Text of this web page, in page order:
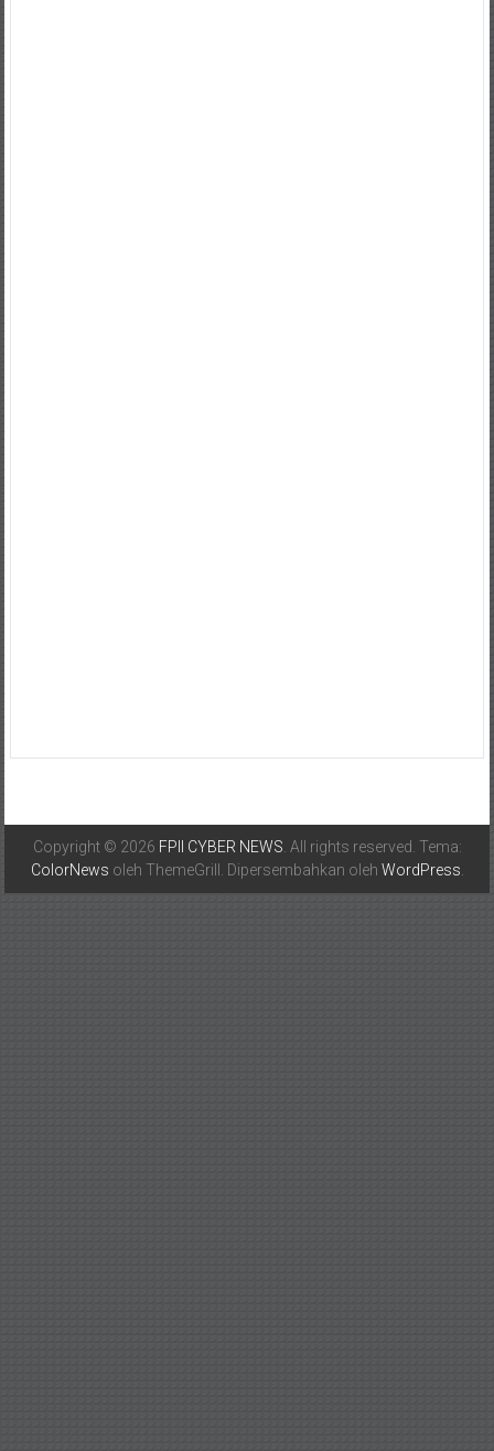
Copyright © 2026 FPII CYBER NEWS . All rights reserved. Tema:
ColorNews oleh ThemeGrill. Dipersembahkan oleh WordPress